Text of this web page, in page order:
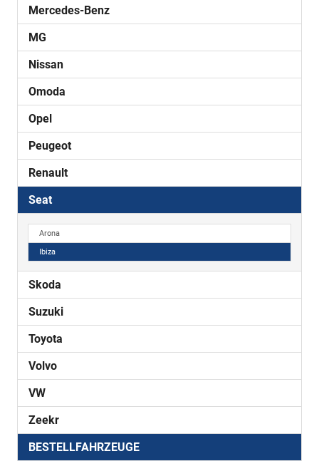
Mercedes-Benz
MG
Nissan
Omoda
Opel
Peugeot
Renault
Seat
Arona
Ibiza
Skoda
Suzuki
Toyota
Volvo
VW
Zeekr
BESTELLFAHRZEUGE